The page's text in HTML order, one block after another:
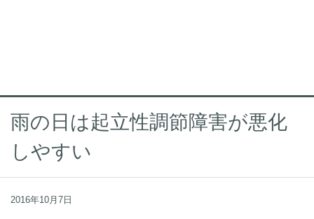
雨の日は起立性調節障害が悪化
しやすい
2016年10月7日